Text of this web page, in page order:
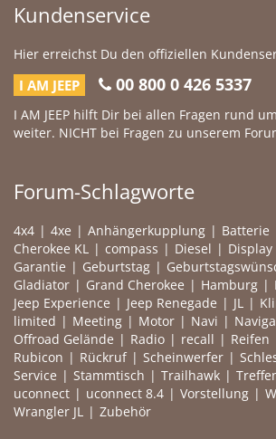
Kundenservice
Hier erreichst Du den offiziellen
I AM JEEP 00 800 0 426 5337
I AM JEEP hilft Dir bei allen Fragen rund
weiter. NICHT bei Fragen zu unserem
Forum-Schlagworte
4x4 4xe Anhängerkupplung Batterie
Cherokee KL
compass Diesel Display
Garantie
Geburtstag
Gladiator
Grand Cherokee Hamburg
Jeep Experience
Jeep Renegade JL
limited
Meeting Motor Navi
Offroad Gelände
Radio recall Reifen
Rubicon
Rückruf Scheinwerfer
Service
Stammtisch Trailhawk
uconnect
uconnect 8.4 Vorstellung
Wrangler JL
Zubehör